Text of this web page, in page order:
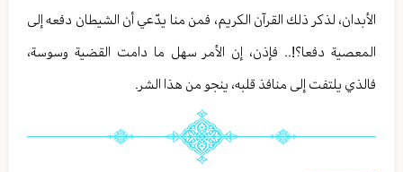
الأبدان، لذكر ذلك القرآن الكريم، فمن منا يدّعي أن الشيطان دفعه إلى
المعصية دفعا؟!.. فإذن، إن الأمر سهل ما دامت القضية وسوسة،
فالذي يلتفت إلى منافذ قلبه، ينجو من هذا الشر.